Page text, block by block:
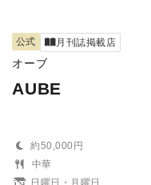
公式 月刊誌掲載店
オーブ
AUBE
約50,000円
中華
日曜日・月曜日